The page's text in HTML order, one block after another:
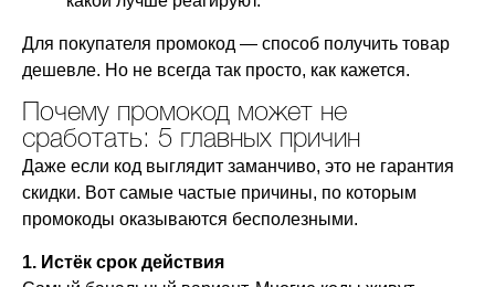
Для покупателя промокод — способ получить товар
дешевле. Но не всегда так просто, как кажется.
Почему промокод может не
сработать: 5 главных причин
Даже если код выглядит заманчиво, это не гарантия
скидки. Вот самые частые причины, по которым
промокоды оказываются бесполезными.
1. Истёк срок действия